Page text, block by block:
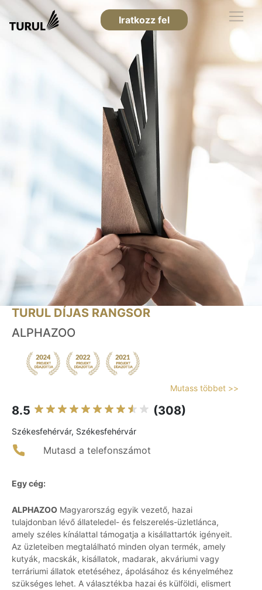
Iratkozz fel
TURUL DÍJAS RANGSOR
ALPHAZOO
Mutass többet >>
8.5 (308)
Székesfehérvár, Székesfehérvár
Mutasd a telefonszámot
Egy cég:
ALPHAZOO Magyarország egyik vezető, hazai
tulajdonban lévő állateledel- és felszerelés-üzletlánca,
amely széles kínálattal támogatja a kisállattartók igényeit.
Az üzleteiben megtalálható minden olyan termék, amely
kutyák, macskák, kisállatok, madarak, akváriumi vagy
terráriumi állatok etetéséhez, ápolásához és kényelméhez
szükséges lehet. A választékba hazai és külföldi, elismert